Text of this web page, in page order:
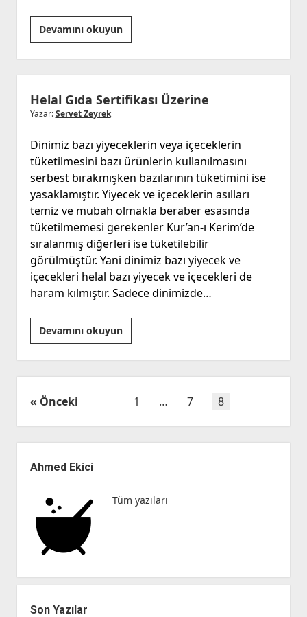
Devamını okuyunŞubat
Ayı
Şehadet
Ayı
Helal Gıda Sertifikası Üzerine
Yazar:Servet Zeyrek
Dinimiz bazı yiyeceklerin veya içeceklerin
tüketilmesini bazı ürünlerin kullanılmasını
serbest bırakmışken bazılarının tüketimini ise
yasaklamıştır. Yiyecek ve içeceklerin asılları
temiz ve mubah olmakla beraber esasında
tüketilmemesi gerekenler Kur’an-ı Kerim’de
sıralanmış diğerleri ise tüketilebilir
görülmüştür. Yani dinimiz bazı yiyecek ve
içecekleri helal bazı yiyecek ve içecekleri de
haram kılmıştır. Sadece dinimizde…
Devamını okuyunHelal
Gıda
Sertifikası
Üzerine
YazıÖnceki 1 … 7 8
Menü
Ahmed Ekici
Tüm yazıları
Son Yazılar